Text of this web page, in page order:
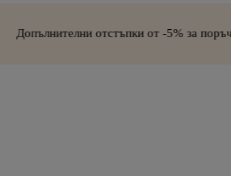
отстъпки от -5% за поръчки над 300€